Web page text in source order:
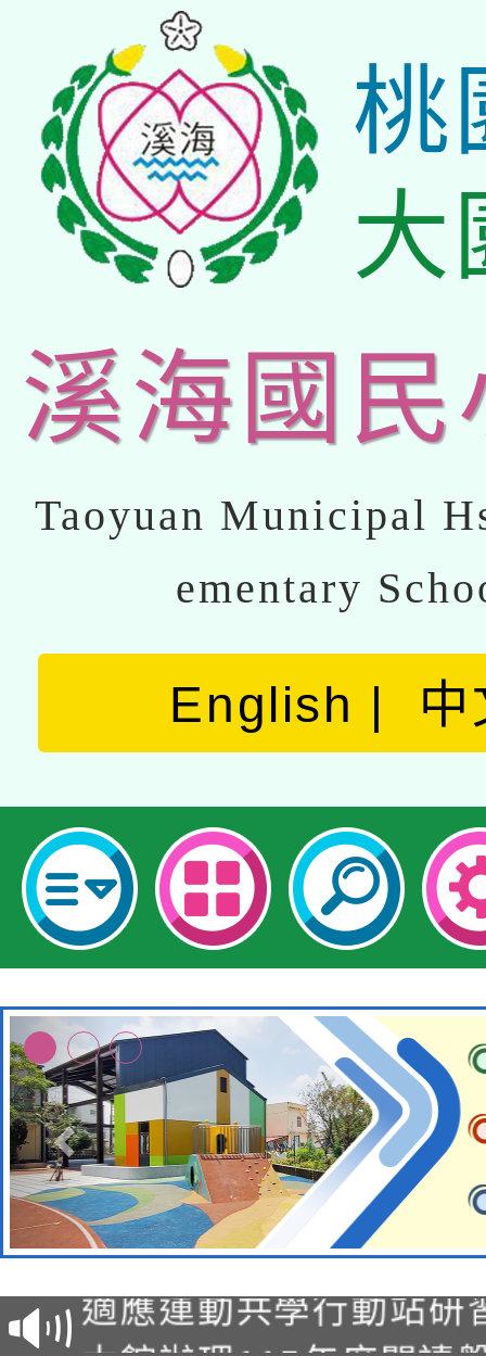
桃
大
溪海國民
Taoyuan Municipal
ementary
English 中
本校115學年度第2次
招甄選結果公告(無人
適應運動共學行動站研
本館辦理115年度閱讀